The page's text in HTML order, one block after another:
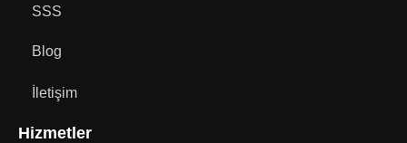
SSS
Blog
İletişim
Hizmetler